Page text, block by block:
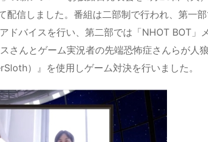
信しました。番組は二部制で行われ、第一
ドバイスを行い、第二部では「NHOT BOT」
んとゲーム実況者の先端恐怖症さんらが人
）』を使用しゲーム対決を行いました。